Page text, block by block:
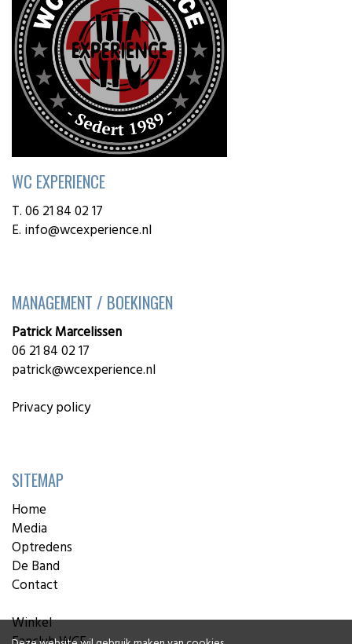
WC EXPERIENCE
T. 06 21 84 02 17
E. info@wcexperience.nl
MANAGEMENT / BOEKINGEN
Patrick Marcelissen
06 21 84 02 17
patrick@wcexperience.nl
Privacy policy
SITEMAP
Home
Media
Optredens
De Band
Contact
Winkel